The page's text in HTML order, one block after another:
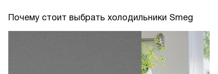
Почему стоит выбрать холодильники Smeg